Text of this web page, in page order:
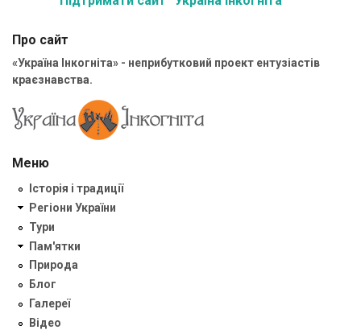
Про сайт
«Україна Інкогніта» - неприбутковий проект ентузіастів
краєзнавства.
Меню
Історія і традиції
Регіони України
Тури
Пам'ятки
Природа
Блог
Галереї
Відео